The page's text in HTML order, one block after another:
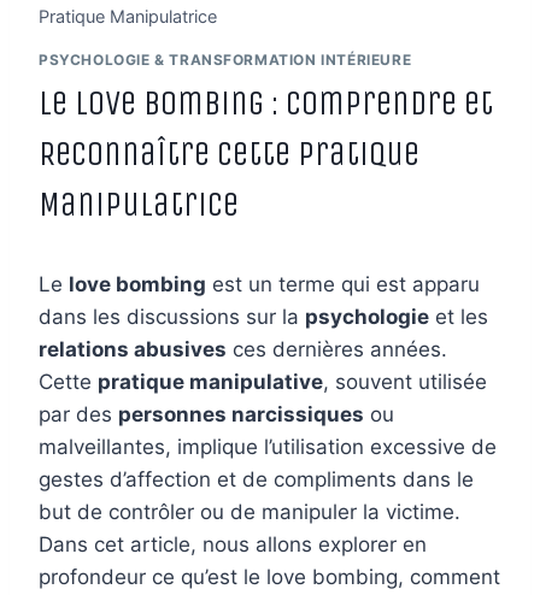
Pratique Manipulatrice
PSYCHOLOGIE & TRANSFORMATION INTÉRIEURE
Le Love Bombing : Comprendre et
Reconnaître cette Pratique
Manipulatrice
Le love bombing est un terme qui est apparu
dans les discussions sur la psychologie et les
relations abusives ces dernières années.
Cette pratique manipulative, souvent utilisée
par des personnes narcissiques ou
malveillantes, implique l’utilisation excessive de
gestes d’affection et de compliments dans le
but de contrôler ou de manipuler la victime.
Dans cet article, nous allons explorer en
profondeur ce qu’est le love bombing, comment